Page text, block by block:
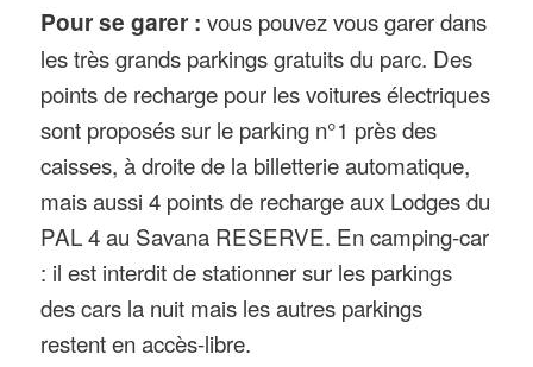
Pour se garer :vous pouvez vous garer dans
les très grands parkings gratuits du parc. Des
points de recharge pour les voitures électriques
sont proposés sur le parking n°1 près des
caisses, à droite de la billetterie automatique,
mais aussi 4 points de recharge aux Lodges du
PAL 4 au Savana RESERVE. En camping-car
: il est interdit de stationner sur les parkings
des cars la nuit mais les autres parkings
restent en accès-libre.